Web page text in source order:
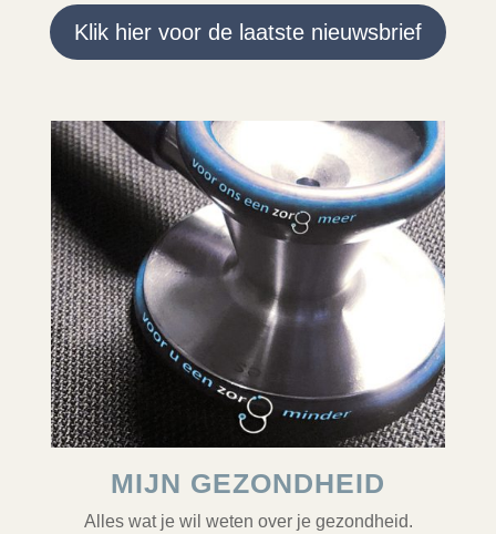
Klik hier voor de laatste nieuwsbrief
MIJN GEZONDHEID
Alles wat je wil weten over je gezondheid.